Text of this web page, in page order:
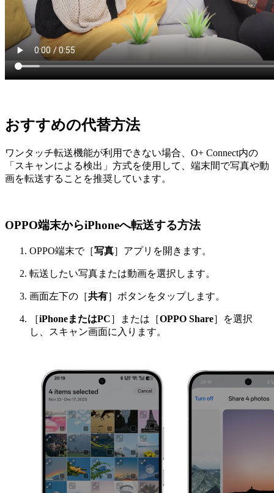
おすすめの代替方法
ワンタッチ転送機能が利用できない場合、O+ Connect内の
「スキャンによる検出」方式を使用して、端末間で写真や動
画を転送することを推奨しています。
OPPO端末からiPhoneへ転送する方法
OPPO端末で［写真］アプリを開きます。
転送したい写真または動画を選択します。
画面左下の［共有］ボタンをタップします。
［iPhoneまたはPC］または［OPPO Share］を選択
し、スキャン画面に入ります。